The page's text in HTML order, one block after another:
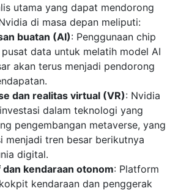
utama yang dapat mendorong
di masa depan meliputi:
buatan (AI): Penggunaan chip
data untuk melatih model AI
akan terus menjadi pendorong
dan realitas virtual (VR): Nvidia
dalam teknologi yang
pengembangan metaverse, yang
menjadi tren besar berikutnya
digital.
kendaraan otonom: Platform
kendaraan dan penggerak